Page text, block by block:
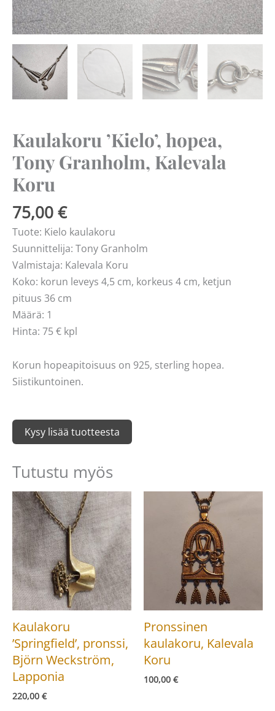
Kaulakoru ’Kielo’, hopea,
Tony Granholm, Kalevala
Koru
75,00 €
Tuote: Kielo kaulakoru
Suunnittelija: Tony Granholm
Valmistaja: Kalevala Koru
Koko: korun leveys 4,5 cm, korkeus 4 cm, ketjun
pituus 36 cm
Määrä: 1
Hinta: 75 € kpl
Korun hopeapitoisuus on 925, sterling hopea.
Siistikuntoinen.
Kysy lisää tuotteesta
Tutustu myös
Kaulakoru
’Springfield’, pronssi,
Björn Weckström,
Lapponia
220,00 €
Pronssinen
kaulakoru, Kalevala
Koru
100,00 €